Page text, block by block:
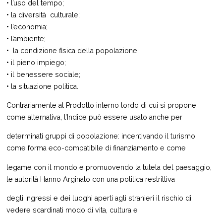
• l’uso del tempo;
• la diversità culturale;
• l’economia;
• l’ambiente;
• la condizione fisica della popolazione;
• il pieno impiego;
• il benessere sociale;
• la situazione politica.
Contrariamente al Prodotto interno lordo di cui si propone
come alternativa, l’Indice può essere usato anche per
determinati gruppi di popolazione: incentivando il turismo
come forma eco-compatibile di finanziamento e come
legame con il mondo e promuovendo la tutela del paesaggio,
le autorità Hanno Arginato con una politica restrittiva
degli ingressi e dei luoghi aperti agli stranieri il rischio di
vedere scardinati modo di vita, cultura e